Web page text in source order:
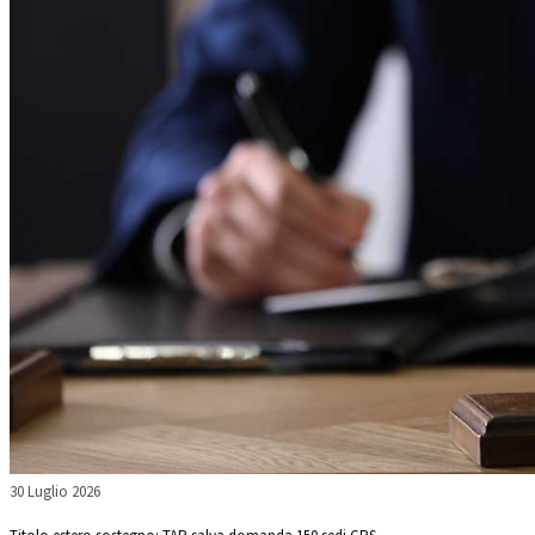
30 Luglio 2026